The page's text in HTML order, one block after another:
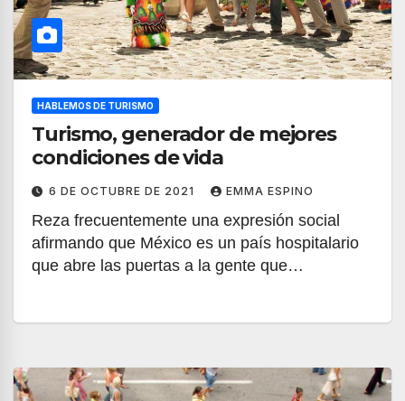
HABLEMOS DE TURISMO
Turismo, generador de mejores
condiciones de vida
6 DE OCTUBRE DE 2021 EMMA ESPINO
Reza frecuentemente una expresión social
afirmando que México es un país hospitalario
que abre las puertas a la gente que…